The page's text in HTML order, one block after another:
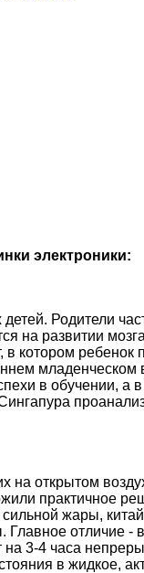
электроники:
Родители
на развитии
в котором
в обучении, а
открытом
практичное
жары,
отличие -
3-4 часа
в жидкое,